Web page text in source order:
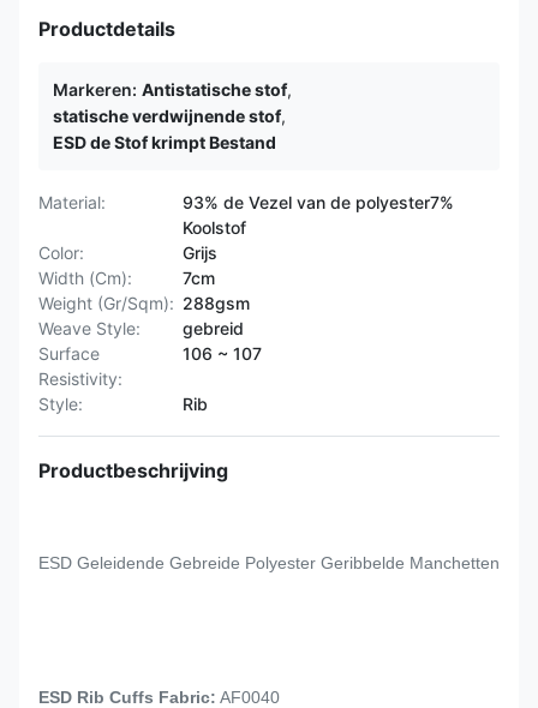
Productdetails
Markeren: Antistatische stof,
statische verdwijnende stof,
ESD de Stof krimpt Bestand
Material:
93% de Vezel van de polyester7%
Koolstof
Color:
Grijs
Width (Cm):
7cm
Weight (Gr/Sqm): 288gsm
Weave Style:
gebreid
Surface
Resistivity:
106 ~ 107
Style: Rib
Productbeschrijving
ESD Geleidende Gebreide Polyester Geribbelde Manchetten
ESD Rib Cuffs Fabric: AF0040